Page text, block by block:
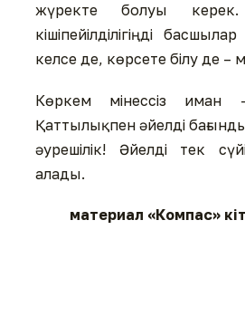
жүректе болуы керек.
кішіпейілділігіңді
келсе де, көрсете білу де
Көркем мінессіз
Қаттылықпен әйелді
әурешілік! Әйелді тек
алады.
материал «Компас»